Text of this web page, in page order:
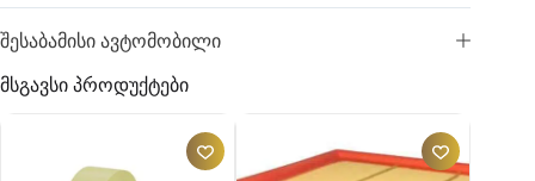
შესაბამისი ავტომობილი
მსგავსი პროდუქტები